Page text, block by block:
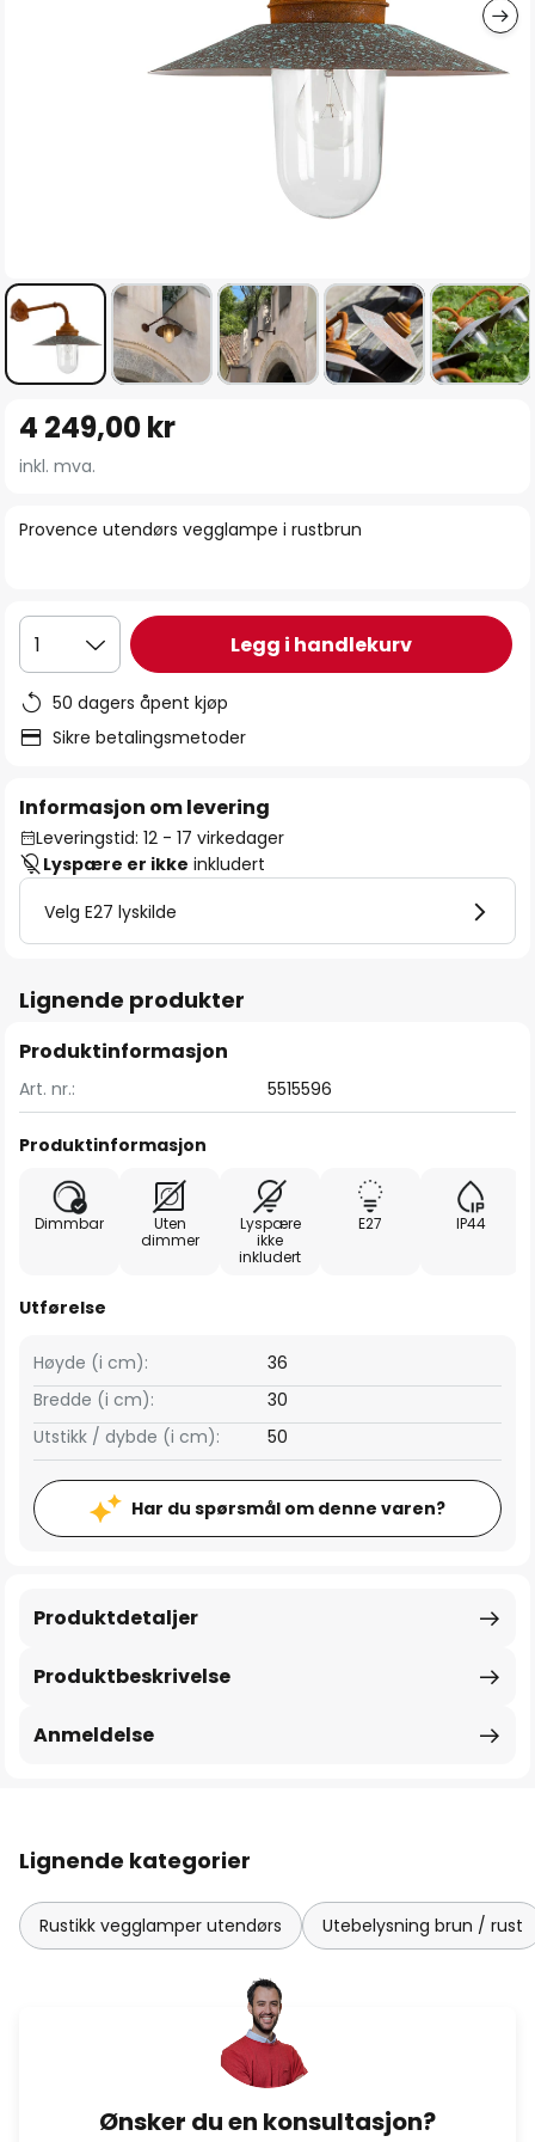
begynnelsen
bildegalleri
Provence utendørs vegglampe i rustbrun
4 249,00 kr
inkl. mva.
1 Legg i handlekurv
50 dagers åpent kjøp
Sikre betalingsmetoder
Informasjon om levering
Leveringstid: 12 - 17 virkedager
Lyspære er ikke inkludert
Velg E27 lyskilde
Lignende produkter
Produktinformasjon
Art. nr.: 5515596
Produktinformasjon
Dimmbar
Uten
dimmer
Lyspære
ikke
inkludert
E27 IP44
Utførelse
Bredde (i cm): 30
Høyde (i cm): 36
Utstikk / dybde (i cm): 50
Har du spørsmål om denne varen?
Produktbeskrivelse
Produktdetaljer
Anmeldelse
Lignende kategorier
Rustikk vegglamper utendørs Utebelysning brun / rust
Ønsker du en konsultasjon?